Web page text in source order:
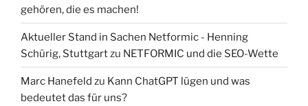
gehören, die es machen!
Aktueller Stand in Sachen Netformic - Henning
Schürig, Stuttgartzu NETFORMIC und die SEO-Wette
Marc Hanefeld zu Kann ChatGPT lügen und was
bedeutet das für uns?